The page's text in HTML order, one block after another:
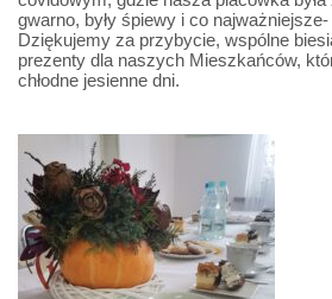
gwarno, były śpiewy i co najważniejsze-
Dziękujemy za przybycie, wspólne
prezenty dla naszych Mieszkańców,
chłodne jesienne dni.